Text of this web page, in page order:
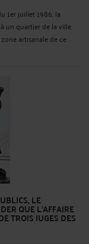
1er juillet 1986, la
un quartier de la ville,
artisanale de ce
LE
QUE L’AFFAIRE
TROIS JUGES DES